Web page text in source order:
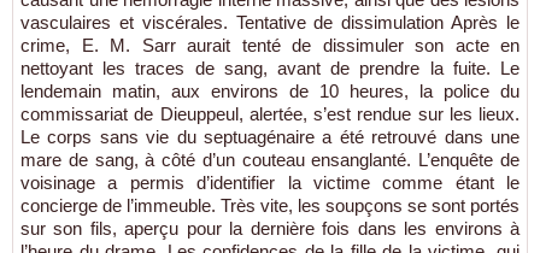
vasculaires et viscérales. Tentative de dissimulation Après le
crime, E. M. Sarr aurait tenté de dissimuler son acte en
nettoyant les traces de sang, avant de prendre la fuite. Le
lendemain matin, aux environs de 10 heures, la police du
commissariat de Dieuppeul, alertée, s’est rendue sur les lieux.
Le corps sans vie du septuagénaire a été retrouvé dans une
mare de sang, à côté d’un couteau ensanglanté. L’enquête de
voisinage a permis d’identifier la victime comme étant le
concierge de l’immeuble. Très vite, les soupçons se sont portés
sur son fils, aperçu pour la dernière fois dans les environs à